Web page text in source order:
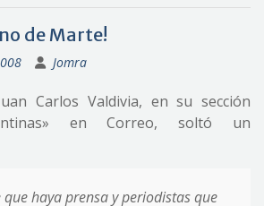
de Marte!
Jomra
Carlos Valdivia, en su sección
en Correo, soltó un
que haya prensa y periodistas que